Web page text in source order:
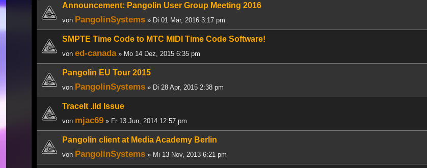
Announcement: Pangolin User Group Meeting 2016
von PangolinSystems » Di 01 Mär, 2016 3:17 pm
SMPTE Time Code to MTC MIDI Time Code Software!
von ed-canada» Mo 14 Dez, 2015 6:35 pm
Pangolin EU Tour 2015
von PangolinSystems » Di 28 Apr, 2015 2:38 pm
TraceIt .ild Issue
von mjac69 » Fr 13 Jun, 2014 12:57 pm
Pangolin client at Media Academy Berlin
von PangolinSystems » Mi 13 Nov, 2013 6:21 pm